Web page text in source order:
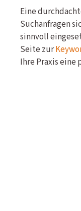
Eine
Suchanfragen
sinnvoll
Seite zur
Ihre Praxis eine